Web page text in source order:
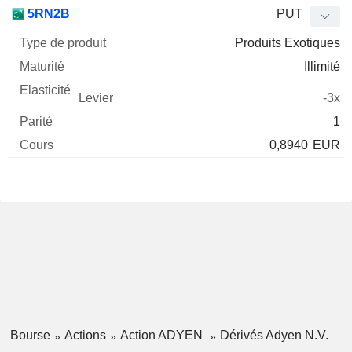
5RN2B PUT
Produits Exotiques
Illimité
-3x
1
0,8940 EUR
Bourse Actions Action ADYEN Dérivés Adyen N.V.